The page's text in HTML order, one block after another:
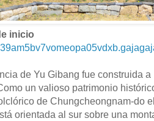
inicio
de Yu Gibang fue construida
un valioso patrimonio
de Chungcheongnam-do
orientada al sur sobre una